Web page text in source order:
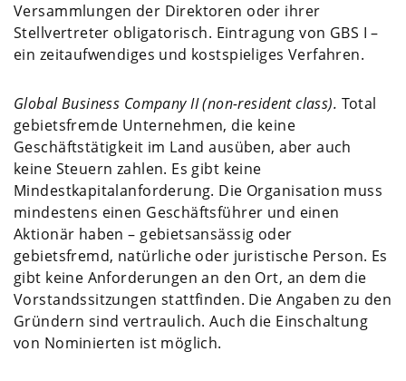
Versammlungen der Direktoren oder ihrer
Stellvertreter obligatorisch. Eintragung von GBS I –
ein zeitaufwendiges und kostspieliges Verfahren.
Global Business Company II (non-resident class). Total
gebietsfremde Unternehmen, die keine
Geschäftstätigkeit im Land ausüben, aber auch
keine Steuern zahlen. Es gibt keine
Mindestkapitalanforderung. Die Organisation muss
mindestens einen Geschäftsführer und einen
Aktionär haben – gebietsansässig oder
gebietsfremd, natürliche oder juristische Person. Es
gibt keine Anforderungen an den Ort, an dem die
Vorstandssitzungen stattfinden. Die Angaben zu den
Gründern sind vertraulich. Auch die Einschaltung
von Nominierten ist möglich.